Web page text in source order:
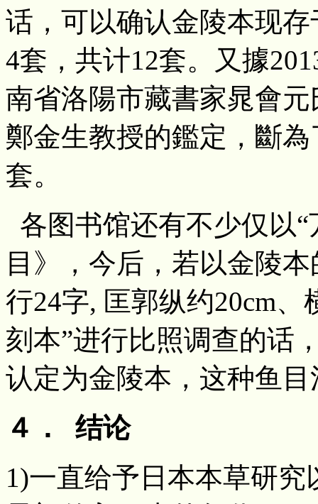
话，可以确认金陵本现
4套，共计12套。又據
南省洛陽市藏書家晁會
鄭金生教授的鑑定，斷
套。
各图书馆还有不少仅以
目》，今后，若以金陵
行24字, 匡郭纵约20cm、
刻本”进行比照调查的话
认定为金陵本，这种鱼
４． 结论
1)一直给予日本本草研